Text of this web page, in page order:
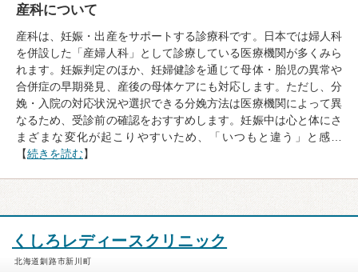
産科について
産科は、妊娠・出産をサポートする診療科です。日本では婦人科
を併設した「産婦人科」として診療している医療機関が多くみら
れます。妊娠判定のほか、妊婦健診を通じて母体・胎児の異常や
合併症の早期発見、産後の母体ケアにも対応します。ただし、分
娩・入院の対応状況や選択できる分娩方法は医療機関によって異
なるため、受診前の確認をおすすめします。妊娠中は心と体にさ
まざまな変化が起こりやすいため、「いつもと違う」と感…
【続きを読む】
くしろレディースクリニック
北海道釧路市新川町